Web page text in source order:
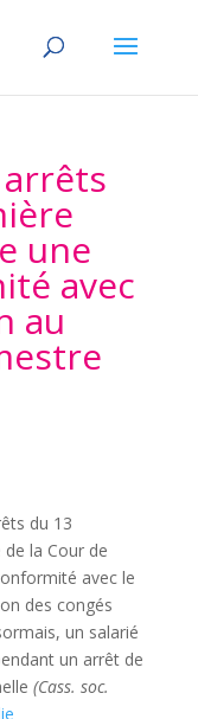
une
avec
au
du 13
la Cour de
avec le
des congés
un salarié
un arrêt de
(Cass. soc.